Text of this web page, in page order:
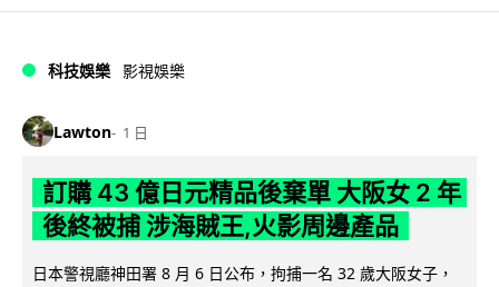
科技娛樂 影視娛樂
Lawton 1 日
訂購 43 億日元精品後棄單 大阪女 2 年
後終被捕 涉海賊王,火影周邊產品
日本警視廳神田署 8 月 6 日公布，拘捕一名 32 歲大阪女子，